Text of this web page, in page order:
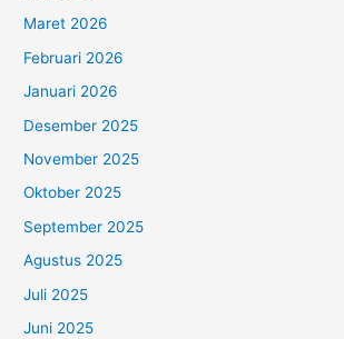
Maret 2026
Februari 2026
Januari 2026
Desember 2025
November 2025
Oktober 2025
September 2025
Agustus 2025
Juli 2025
Juni 2025